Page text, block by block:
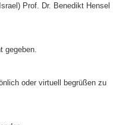
Prof. Dr. Benedikt Hensel
gegeben.
oder virtuell begrüßen zu